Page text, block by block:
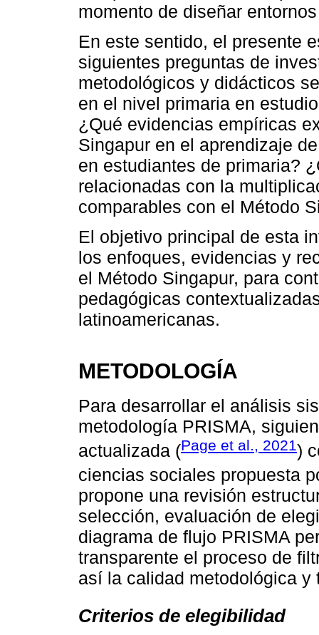
momento de diseñar
En este sentido, el presente
siguientes preguntas de
metodológicos y didácticos
en el nivel primaria en
¿Qué evidencias empíricas
Singapur en el aprendizaje
en estudiantes de primaria?
relacionadas con la
comparables con el Método
El objetivo principal de esta
los enfoques, evidencias y
el Método Singapur, para
pedagógicas
latinoamericanas.
METODOLOGÍA
Para desarrollar el análisis
metodología PRISMA,
actualizada (Page et al., 2021)
ciencias sociales propuesta
propone una revisión
selección, evaluación de
diagrama de flujo PRISMA
transparente el proceso de
así la calidad metodológica
Criterios de elegibilidad